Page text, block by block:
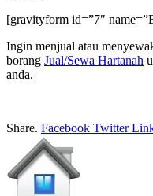
[gravityform id=”7″
Ingin menjual atau
borang Jual/Sewa Hartanah
anda.
Share. Facebook Twitter